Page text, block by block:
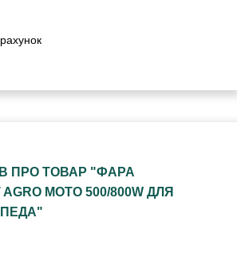
ПРО ТОВАР "ФАРА
MOTO 500/800W ДЛЯ